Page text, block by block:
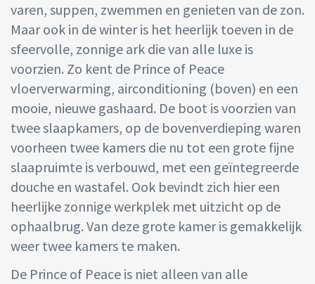
varen, suppen, zwemmen en genieten van de zon.
Maar ook in de winter is het heerlijk toeven in de
sfeervolle, zonnige ark die van alle luxe is
voorzien. Zo kent de Prince of Peace
vloerverwarming, airconditioning (boven) en een
mooie, nieuwe gashaard. De boot is voorzien van
twee slaapkamers, op de bovenverdieping waren
voorheen twee kamers die nu tot een grote fijne
slaapruimte is verbouwd, met een geïntegreerde
douche en wastafel. Ook bevindt zich hier een
heerlijke zonnige werkplek met uitzicht op de
ophaalbrug. Van deze grote kamer is gemakkelijk
weer twee kamers te maken.
De Prince of Peace is niet alleen van alle